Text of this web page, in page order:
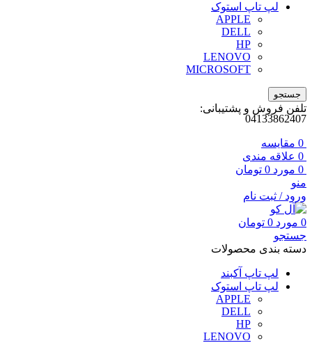
لپ تاپ استوک
APPLE
DELL
HP
LENOVO
MICROSOFT
جستجو
تلفن فروش و پشتیبانی:
04133862407
0 مقايسه
0 علاقه مندی
0 مورد 0 تومان
منو
ورود / ثبت نام
0 مورد 0 تومان
جستجو
دسته بندی محصولات
لپ تاپ آکبند
لپ تاپ استوک
APPLE
DELL
HP
LENOVO